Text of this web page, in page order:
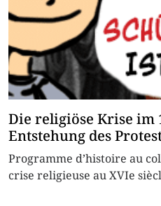
Die religiöse Krise im
Entstehung des
Programme d’histoire au
crise religieuse au XVIe